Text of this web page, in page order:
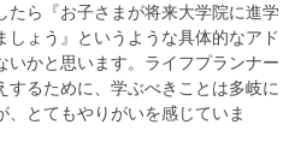
たら『お子さまが将来大学院に進学
ょう』というような具体的なアド
いかと思います。ライフプランナー
するために、学ぶべきことは多岐に
とてもやりがいを感じていま